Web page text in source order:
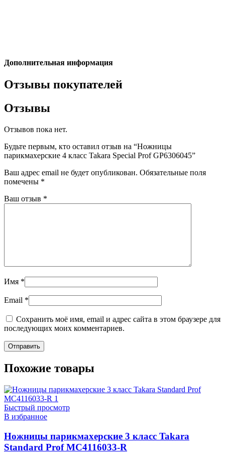
Дополнительная информация
Отзывы покупателей
Отзывы
Отзывов пока нет.
Будьте первым, кто оставил отзыв на “Ножницы
парикмахерские 4 класс Takara Special Prof GP6306045”
Ваш адрес email не будет опубликован. Обязательные поля
помечены *
Ваш отзыв *
Имя *
Email *
Сохранить моё имя, email и адрес сайта в этом браузере для
последующих моих комментариев.
Похожие товары
Быстрый просмотр
В избранное
Ножницы парикмахерские 3 класс Takara
Standard Prof MC4116033-R